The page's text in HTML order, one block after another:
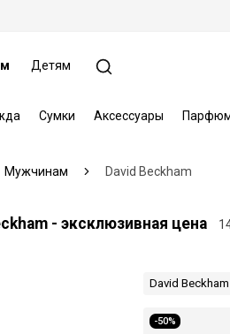
Детям
Сумки Аксессуары
Мужчинам David Beckham
- эксклюзивная цена
David Beckham
-50%